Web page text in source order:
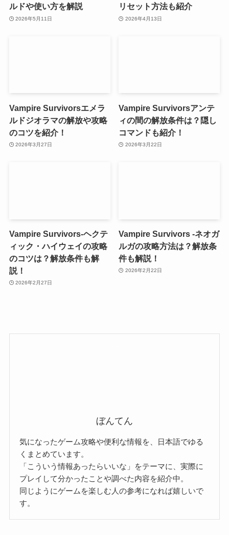
ルドや使い方を解説
2026年5月11日
リセット方法も紹介
2026年4月13日
Vampire Survivorsエメラ
ルドジオラマの解放や攻略
のコツを紹介！
2026年3月27日
Vampire Survivorsアンテ
ィの間の解放条件は？隠し
コマンドも紹介！
2026年3月22日
Vampire Survivors-ヘクテ
ィック・ハイウェイの攻略
のコツは？解放条件も解
説！
2026年2月27日
Vampire Survivors -ネオガ
ルガの攻略方法は？解放条
件も解説！
2026年2月22日
ぼんてん
気になったゲーム攻略や便利な情報を、日本語でゆる
くまとめています。
「こういう情報あったらいいな」をテーマに、実際に
プレイして分かったことや調べた内容を紹介中。
同じようにゲームを楽しむ人の参考になれば嬉しいで
す。